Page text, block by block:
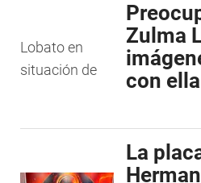
Zulma
con ella
La